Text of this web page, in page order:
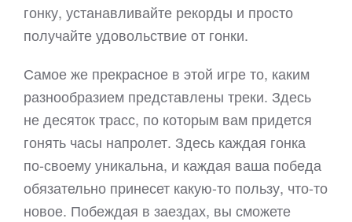
гонку, устанавливайте рекорды и просто
получайте удовольствие от гонки.
Самое же прекрасное в этой игре то, каким
разнообразием представлены треки. Здесь
не десяток трасс, по которым вам придется
гонять часы напролет. Здесь каждая гонка
по-своему уникальна, и каждая ваша победа
обязательно принесет какую-то пользу, что-то
новое. Побеждая в заездах, вы сможете